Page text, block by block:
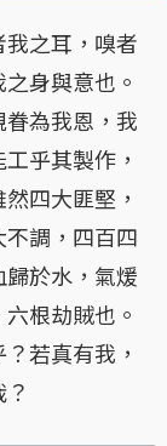
之耳，嗅者
身與意也。
為我恩，我
乎其製作，
四大匪堅，
調，四百四
於水，氣煖
根劫賊也。
若真有我，